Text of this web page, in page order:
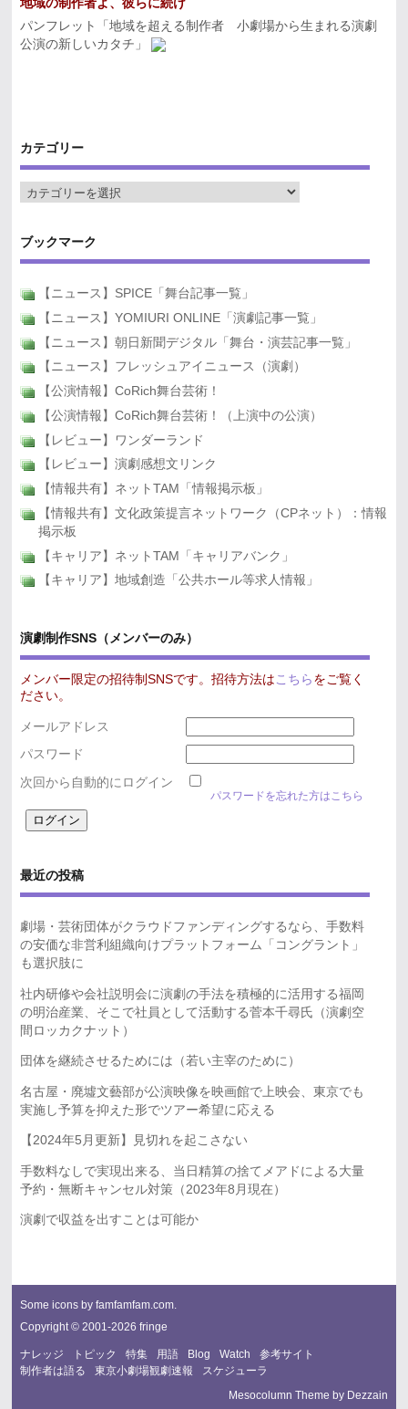
地域の制作者よ、彼らに続け
パンフレット「地域を超える制作者 小劇場から生まれる演劇
公演の新しいカタチ」
カテゴリー
ブックマーク
【ニュース】SPICE「舞台記事一覧」
【ニュース】YOMIURI ONLINE「演劇記事一覧」
【ニュース】朝日新聞デジタル「舞台・演芸記事一覧」
【ニュース】フレッシュアイニュース（演劇）
【公演情報】CoRich舞台芸術！
【公演情報】CoRich舞台芸術！（上演中の公演）
【レビュー】ワンダーランド
【レビュー】演劇感想文リンク
【情報共有】ネットTAM「情報掲示板」
【情報共有】文化政策提言ネットワーク（CPネット）：情報
掲示板
【キャリア】ネットTAM「キャリアバンク」
【キャリア】地域創造「公共ホール等求人情報」
演劇制作SNS（メンバーのみ）
メンバー限定の招待制SNSです。招待方法は こちら をご覧く
ださい。
メールアドレス
パスワード
次回から自動的にログイン
パスワードを忘れた方はこちら
最近の投稿
劇場・芸術団体がクラウドファンディングするなら、手数料
の安価な非営利組織向けプラットフォーム「コングラント」
も選択肢に
社内研修や会社説明会に演劇の手法を積極的に活用する福岡
の明治産業、そこで社員として活動する菅本千尋氏（演劇空
間ロッカクナット）
団体を継続させるためには（若い主宰のために）
名古屋・廃墟文藝部が公演映像を映画館で上映会、東京でも
実施し予算を抑えた形でツアー希望に応える
【2024年5月更新】見切れを起こさない
手数料なしで実現出来る、当日精算の捨てメアドによる大量
予約・無断キャンセル対策（2023年8月現在）
演劇で収益を出すことは可能か
Some icons by famfamfam.com.
Copyright © 2001-2026 fringe
ナレッジ トピック 特集 用語 Blog Watch
参考サイト
制作者は語る
東京小劇場観劇速報
スケジューラ
Mesocolumn Theme by Dezzain